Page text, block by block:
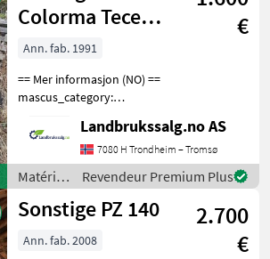
matériels
pour le
travail
Sonstige
Colorma Tece
480-4
€
Ann. fab. 1991
== Mer informasjon (NO) ==
mascus_category:
merke: Colorma Tece
Please provide reference
number upon request: 8700
See
en.landbrukssalg.no/8700
Landbrukssalg.no AS
7080 H Trondheim – Tromsø
Matériels
forestiers
et
pour le
Revendeur Premium Plus
Sonstige PZ 140
2.700
€
Ann. fab. 2008